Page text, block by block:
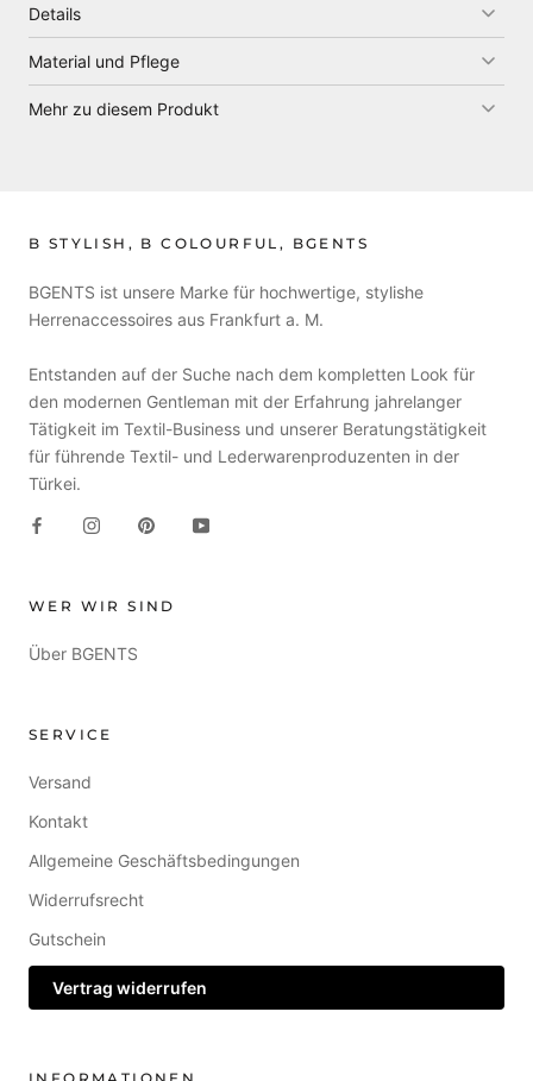
Details
Material und Pflege
Mehr zu diesem Produkt
B STYLISH, B COLOURFUL, BGENTS
BGENTS ist unsere Marke für hochwertige, stylishe
Herrenaccessoires aus Frankfurt a. M.
Entstanden auf der Suche nach dem kompletten Look für
den modernen Gentleman mit der Erfahrung jahrelanger
Tätigkeit im Textil-Business und unserer Beratungstätigkeit
für führende Textil- und Lederwarenproduzenten in der
Türkei.
WER WIR SIND
Über BGENTS
SERVICE
Versand
Kontakt
Allgemeine Geschäftsbedingungen
Widerrufsrecht
Gutschein
Vertrag widerrufen
INFORMATIONEN